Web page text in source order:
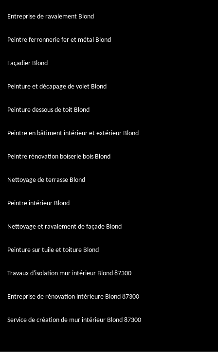
Entreprise de ravalement Blond
Peintre ferronnerie fer et métal Blond
Façadier Blond
Peinture et décapage de volet Blond
Peinture dessous de toit Blond
Peintre en bâtiment intérieur et extérieur Blond
Peintre rénovation boiserie bois Blond
Nettoyage de terrasse Blond
Peintre intérieur Blond
Nettoyage et ravalement de façade Blond
Peinture sur tuile et toiture Blond
Travaux d'isolation mur intérieur Blond 87300
Entreprise de rénovation intérieure Blond 87300
Service de création de mur intérieur Blond 87300